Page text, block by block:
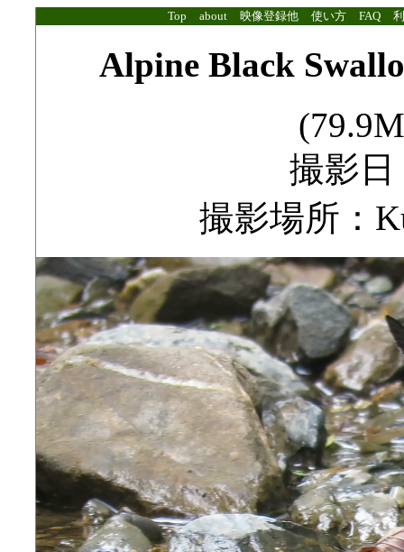
Top about 映像登録他 使い方 FAQ
Alpine Black
撮影日
撮影場所：